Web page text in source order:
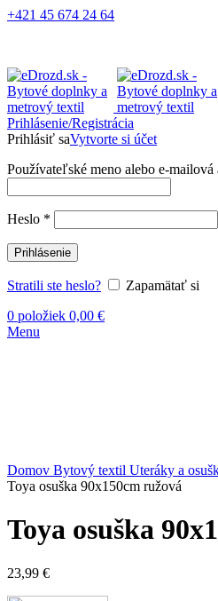
+421 45 674 24 64
Prihlásenie/Registrácia
Prihlásiť saVytvorte si účet
Používateľské meno alebo e-mailová
Heslo *
Prihlásenie
Stratili ste heslo?
Zapamätať si
0 položiek 0,00 €
Menu
Domov Bytový textil Uteráky a
Toya osuška 90x150cm ružová
Toya osuška
23,99 €